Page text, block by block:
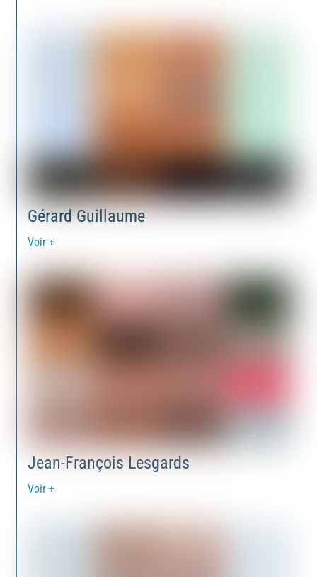
Gérard Guillaume
Voir +
Jean-François Lesgards
Voir +